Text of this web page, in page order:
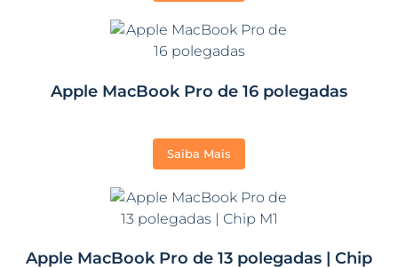
Apple MacBook Pro de 16 polegadas
Saiba Mais
Apple MacBook Pro de 13 polegadas | Chip